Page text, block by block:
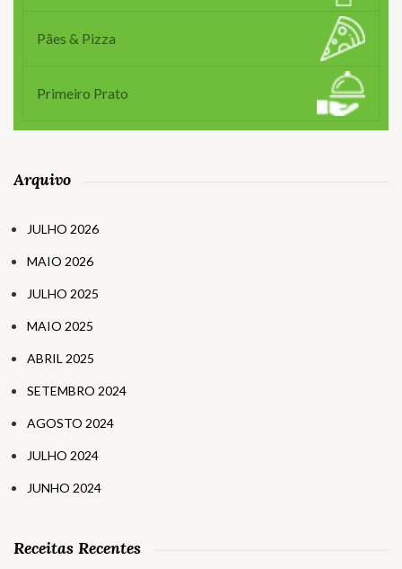
Pães & Pizza
Primeiro Prato
Arquivo
JULHO 2026
MAIO 2026
JULHO 2025
MAIO 2025
ABRIL 2025
SETEMBRO 2024
AGOSTO 2024
JULHO 2024
JUNHO 2024
Receitas Recentes